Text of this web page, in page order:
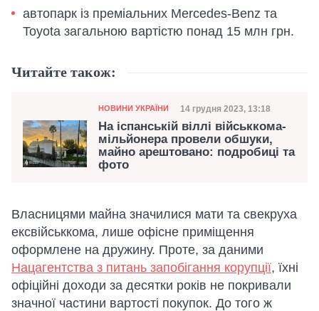
автопарк із преміальних Mercedes-Benz та
Toyota загальною вартістю понад 15 млн грн.
Читайте також:
Категорія
НОВИНИ УКРАЇНИ Дата публікації
14 грудня 2023, 13:18
На іспанській віллі військкома-
мільйонера провели обшуки,
майно арештовано: подробиці та
фото
Власницями майна значилися мати та свекруха
ексвійськкома, лише офісне приміщення
оформлене на дружину. Проте, за даними
Нацагентства з питань запобігання корупції, їхні
офіційні доходи за десятки років не покривали
значної частини вартості покупок. До того ж